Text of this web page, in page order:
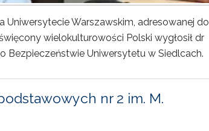
Uniwersytecie Warszawskim, adresowanej do
wielokulturowości Polski wygłosił dr
Bezpieczeństwie Uniwersytetu w Siedlcach.
nr 2 im. M.